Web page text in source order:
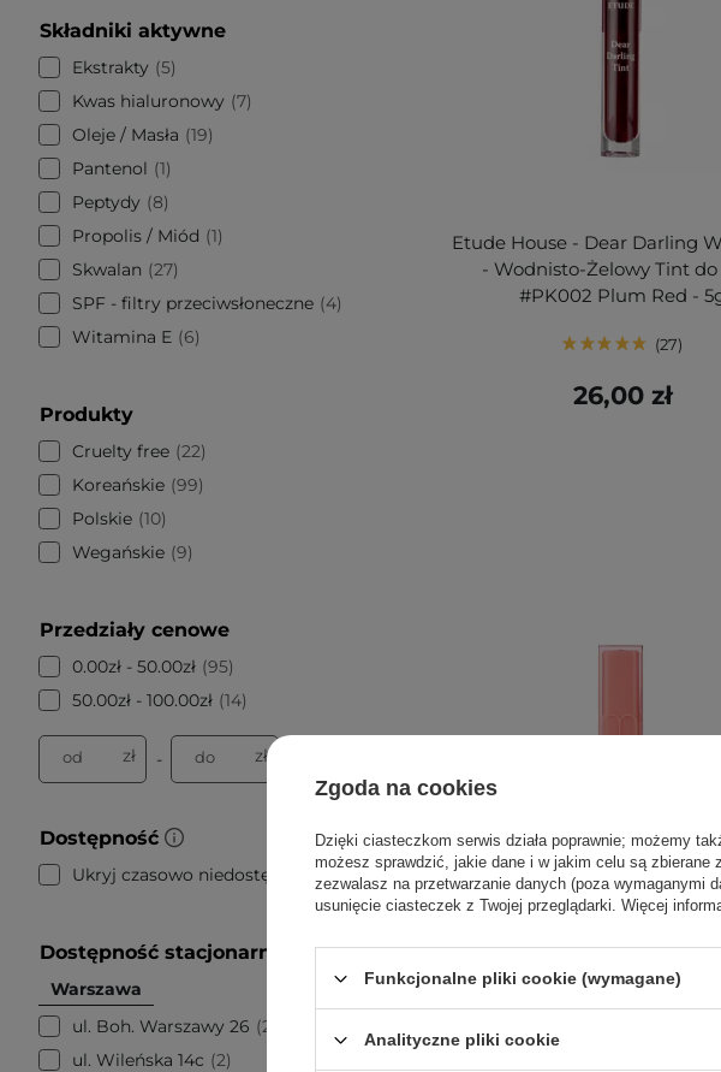
Składniki aktywne
Ekstrakty
5
Kwas hialuronowy
7
Oleje / Masła
19
Pantenol
1
Peptydy
8
Propolis / Miód
1
Skwalan
27
SPF - filtry przeciwsłoneczne
4
Witamina E
6
Produkty
Cruelty free 22
Koreańskie 99
Polskie 10
Wegańskie 9
Przedziały cenowe
0.00zł - 50.00zł 95
50.00zł - 100.00zł 14
od zł - do zł
Dostępność
Ukryj czasowo niedostępne 97
Dostępność stacjonarnie
Warszawa
ul. Boh. Warszawy 26
22
ul. Wileńska 14c
2
Etude House - Dear Darling
- Wodnisto-Żelowy Tint do
#PK002 Plum Red -
27
26,00 zł
Rom&nd - Dewyful Water
Wodny Tint do Ust - 01 In
Zgoda na cookies
Dzięki ciasteczkom serwis działa poprawnie; możemy
możesz sprawdzić, jakie dane i w jakim celu są
zezwalasz na przetwarzanie danych (poza wymaganymi
usunięcie ciasteczek z Twojej przeglądarki. Więcej
Funkcjonalne pliki cookie (wymagane)
Analityczne pliki cookie